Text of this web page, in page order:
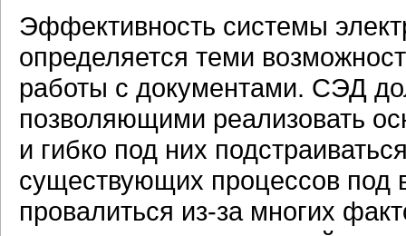
Эффективность системы
определяется теми
работы с документами. СЭД
позволяющими реализовать
и гибко под них
существующих процессов
провалиться из-за многих